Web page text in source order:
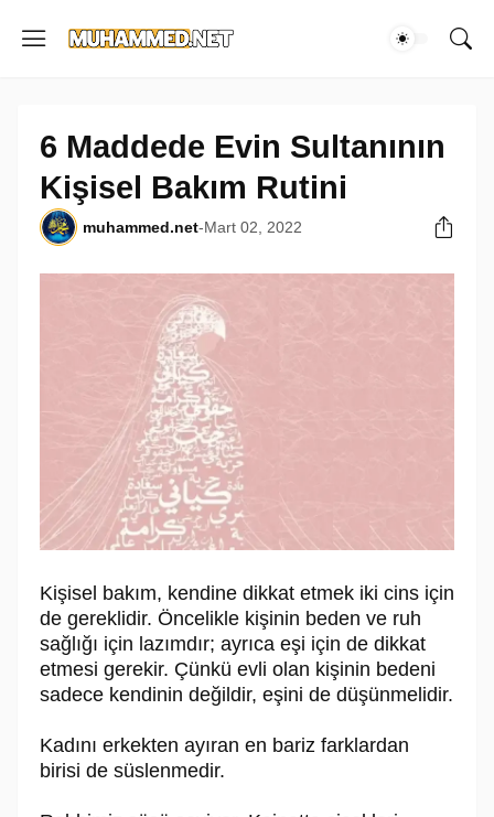
6 Maddede Evin Sultanının
Kişisel Bakım Rutini
muhammed.net-Mart 02, 2022
Kişisel bakım, kendine dikkat etmek iki cins için
de gereklidir. Öncelikle kişinin beden ve ruh
sağlığı için lazımdır; ayrıca eşi için de dikkat
etmesi gerekir. Çünkü evli olan kişinin bedeni
sadece kendinin değildir, eşini de düşünmelidir.
Kadını erkekten ayıran en bariz farklardan
birisi de süslenmedir.